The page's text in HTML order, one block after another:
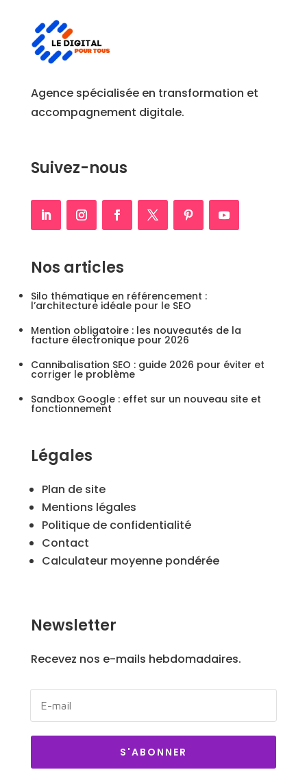
Agence spécialisée en transformation et
accompagnement digitale.
Suivez-nous
Nos articles
Silo thématique en référencement :
l’architecture idéale pour le SEO
Mention obligatoire : les nouveautés de la
facture électronique pour 2026
Cannibalisation SEO : guide 2026 pour éviter et
corriger le problème
Sandbox Google : effet sur un nouveau site et
fonctionnement
Légales
Plan de site
Mentions légales
Politique de confidentialité
Contact
Calculateur moyenne pondérée
Newsletter
Recevez nos e-mails hebdomadaires.
S'ABONNER